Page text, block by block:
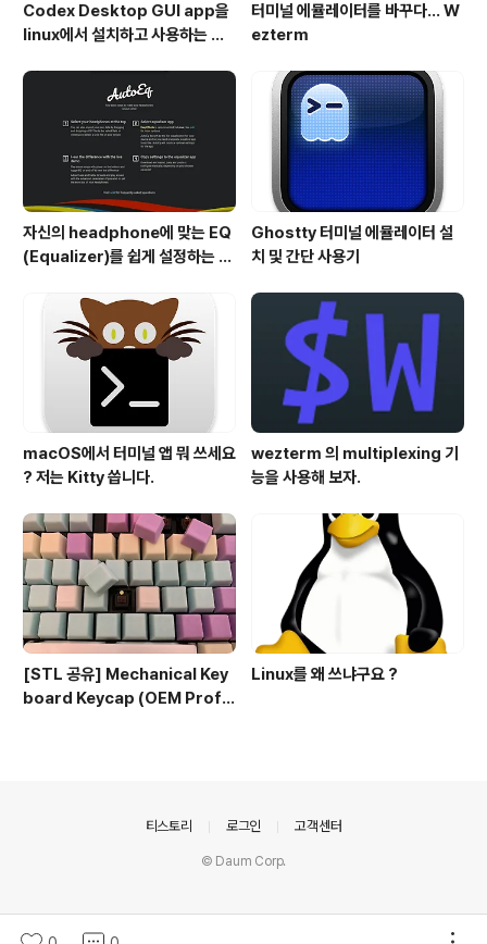
Codex Desktop GUI app을
linux에서 설치하고 사용하는 방
터미널 에뮬레이터를 바꾸다... W
ezterm
자신의 headphone에 맞는 EQ
(Equalizer)를 쉽게 설정하는 방
Ghostty 터미널 에뮬레이터 설
치 및 간단 사용기
macOS에서 터미널 앱 뭐 쓰세요
? 저는 Kitty 씁니다.
wezterm 의 multiplexing 기
능을 사용해 보자.
[STL 공유] Mechanical Key
board Keycap (OEM Profil
Linux를 왜 쓰냐구요 ?
티스토리 로그인 고객센터
© Daum Corp.